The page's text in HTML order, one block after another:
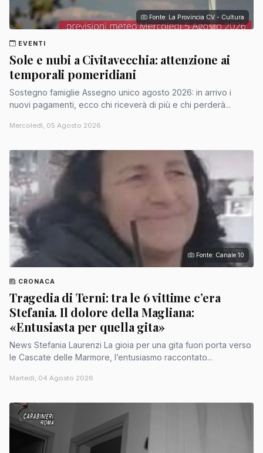
Fonte: La Provincia CV - Cultura
EVENTI
Sole e nubi a Civitavecchia: attenzione ai
temporali pomeridiani
Sostegno famiglie Assegno unico agosto 2026: in arrivo i
nuovi pagamenti, ecco chi riceverà di più e chi perderà...
Mercoledì, 05 Agosto 2026
Fonte: Canale 10
CRONACA
Tragedia di Terni: tra le 6 vittime c’era
Stefania. Il dolore della Magliana:
«Entusiasta per quella gita»
News Stefania Laurenzi La gioia per una gita fuori porta verso
le Cascate delle Marmore, l’entusiasmo raccontato...
Martedì, 04 Agosto 2026